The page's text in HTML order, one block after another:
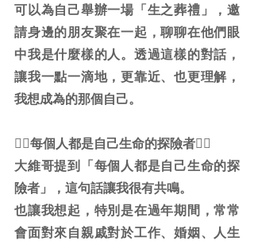
可以為自己舉辦一場「生之葬禮」，邀
請身邊的朋友聚在一起，聊聊在他們眼
中我是什麼樣的人。透過這樣的對話，
讓我一點一滴地，更靠近、也更理解，
我想成為的那個自己。
🙋‍♀️每個人都是自己生命的探險者🙋‍♀️
大維哥提到「每個人都是自己生命的探
險者」，這句話讓我很有共鳴。
也讓我想起，特別是在過年期間，常常
會面對來自親戚對於工作、婚姻、人生